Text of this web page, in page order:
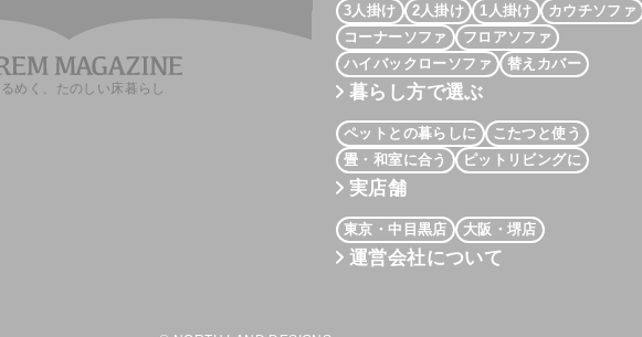
めく、たのしい床暮らし
3人掛け 2人掛け 1人掛け
カウチソファ
コーナーソファ
フロアソファ
ハイバックローソファ
替えカバー
暮らし方で選ぶ
ペットとの暮らしに
こたつと使う
畳・和室に合う
ピットリビングに
実店舗
東京・中目黒店 大阪・堺店
運営会社について